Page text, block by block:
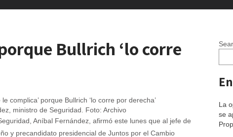
Bullrich ‘lo corre
ministro de Seguridad. Foto: Archivo
Aníbal Fernández, afirmó este lunes que al jefe de
y precandidato presidencial de Juntos por el Cambio
La
se